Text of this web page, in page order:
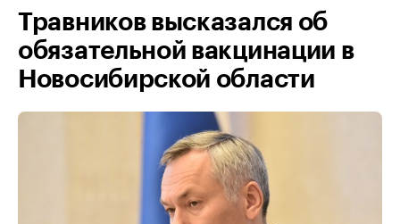
Травников высказался об
обязательной вакцинации в
Новосибирской области